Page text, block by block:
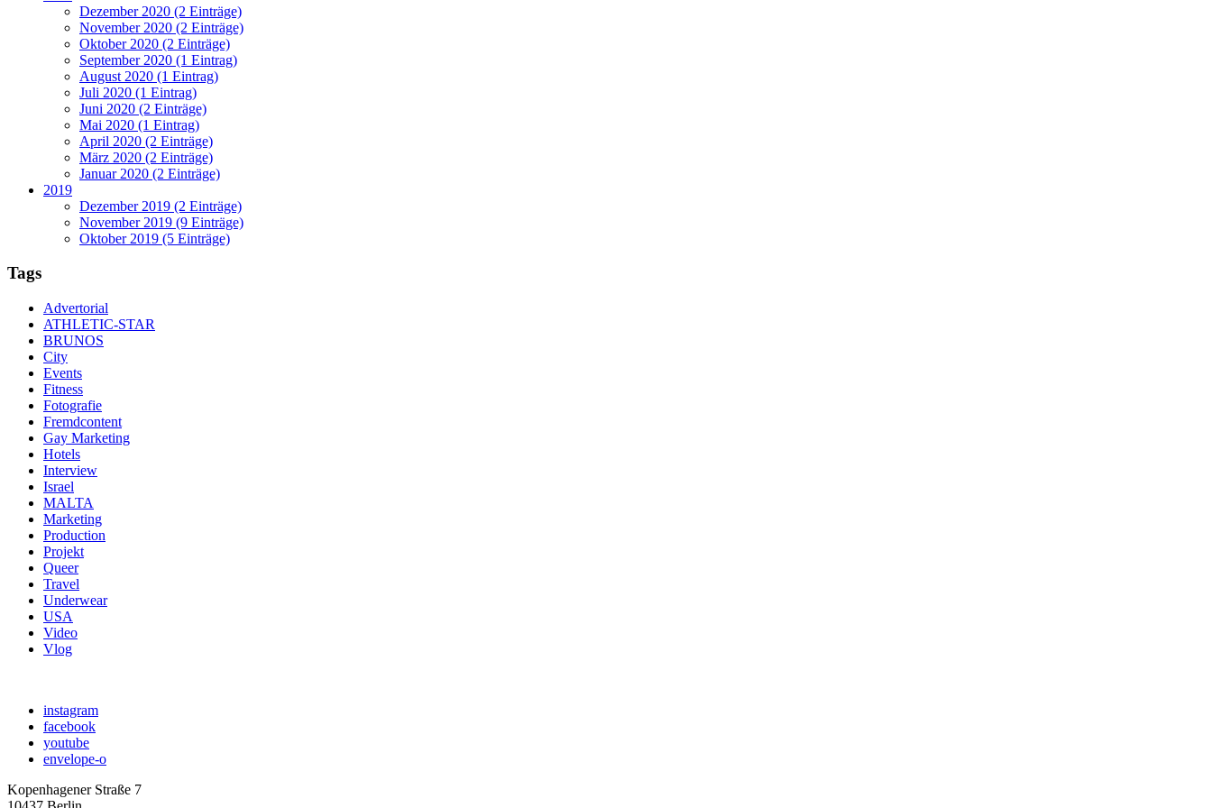
Dezember 2020 (2 Einträge)
November 2020 (2 Einträge)
Oktober 2020 (2 Einträge)
September 2020 (1 Eintrag)
August 2020 (1 Eintrag)
Juli 2020 (1 Eintrag)
Juni 2020 (2 Einträge)
Mai 2020 (1 Eintrag)
April 2020 (2 Einträge)
März 2020 (2 Einträge)
Januar 2020 (2 Einträge)
2019
Dezember 2019 (2 Einträge)
November 2019 (9 Einträge)
Oktober 2019 (5 Einträge)
Tags
Advertorial
ATHLETIC-STAR
BRUNOS
City
Events
Fitness
Fotografie
Fremdcontent
Gay Marketing
Hotels
Interview
Israel
MALTA
Marketing
Production
Projekt
Queer
Travel
Underwear
USA
Video
Vlog
instagram
facebook
youtube
envelope-o
Kopenhagener Straße 7